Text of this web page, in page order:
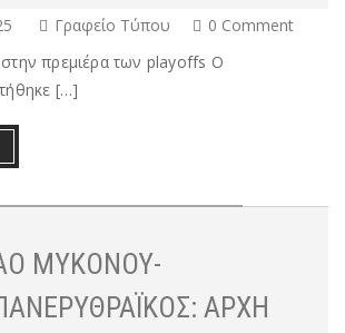
Γραφείο Τύπου
0 Comment
πρεμιέρα των playoffs Ο
[…]
ΜΥΚΌΝΟΥ-
ΑΡΧΉ